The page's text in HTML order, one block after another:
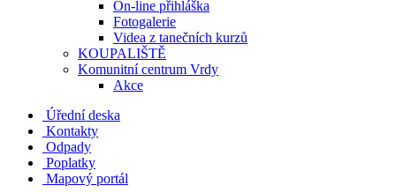
On-line přihláška
Fotogalerie
Videa z tanečních kurzů
KOUPALIŠTĚ
Komunitní centrum Vrdy
Akce
Úřední deska
Kontakty
Odpady
Poplatky
Mapový portál